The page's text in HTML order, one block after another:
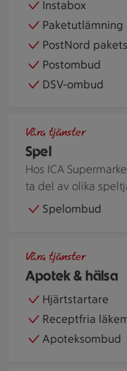
Instabox
Paketutlämning
PostNord
Postombud
DSV-ombud
Spel
Våra tjänster
Hos ICA
ta del av olika
Spelombud
Apotek & hälsa
Våra tjänster
Hjärtstartare
Receptfria
Apoteksombud